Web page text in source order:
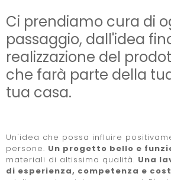
Ci prendiamo cura di
passaggio, dall'idea
realizzazione del
che farà parte della
tua casa.
Un'idea che possa influire
persone. Un progetto bello e
materiali di altissima qualità. Una
di esperienza, competenza e